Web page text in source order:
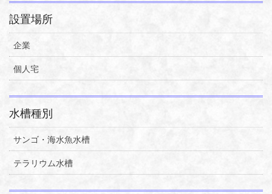
設置場所
企業
個人宅
水槽種別
サンゴ・海水魚水槽
テラリウム水槽